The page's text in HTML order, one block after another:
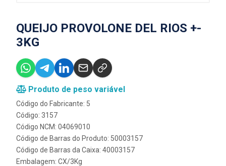
QUEIJO PROVOLONE DEL RIOS +-
3KG
Produto de peso variável
Código do Fabricante: 5
Código: 3157
Código NCM: 04069010
Código de Barras do Produto: 50003157
Código de Barras da Caixa: 40003157
Embalagem: CX/3Kg